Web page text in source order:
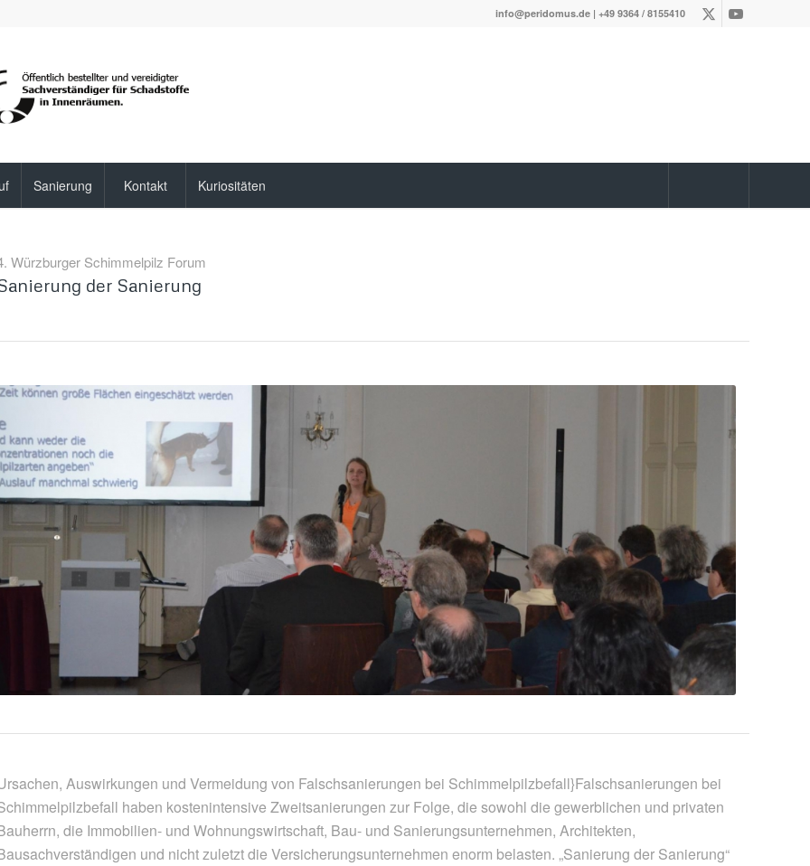
info@peridomus.de | +49 9364 / 8155410
Sanierung Kontakt Kuriositäten
Würzburger Schimmelpilz Forum
der Sanierung
Auswirkungen und Vermeidung von Falschsanierungen bei Schimmelpilzbefall}Falschsanierungen bei
haben kostenintensive Zweitsanierungen zur Folge, die sowohl die gewerblichen und privaten
die Immobilien- und Wohnungswirtschaft, Bau- und Sanierungsunternehmen, Architekten,
und nicht zuletzt die Versicherungsunternehmen enorm belasten. „Sanierung der Sanierung“